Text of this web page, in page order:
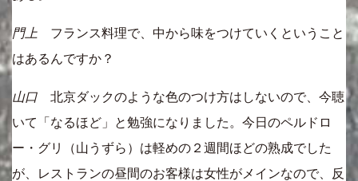
門上 フランス料理で、中から味をつけていくということ
はあるんですか？
山口 北京ダックのような色のつけ方はしないので、今聴
いて「なるほど」と勉強になりました。今日のペルドロ
ー・グリ（山うずら）は軽めの２週間ほどの熟成でした
が、レストランの昼間のお客様は女性がメインなので、反